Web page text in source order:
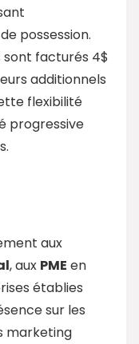
possession.
facturés 4$
additionnels
flexibilité
progressive
aux
, aux PME en
établies
sur les
marketing